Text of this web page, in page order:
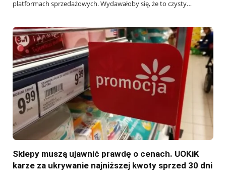
platformach sprzedażowych. Wydawałoby się, że to czysty…
Sklepy muszą ujawnić prawdę o cenach. UOKiK
karze za ukrywanie najniższej kwoty sprzed 30 dni